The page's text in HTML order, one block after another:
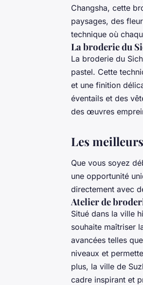
Changsha, cette
paysages, des
technique où
La broderie du
La broderie du
pastel. Cette
et une finition
éventails et des
des œuvres
Les
Que vous soyez
une opportunité
directement avec
Atelier de
Situé dans la ville
souhaite maîtriser
avancées telles
niveaux et
plus, la ville de
cadre inspirant et